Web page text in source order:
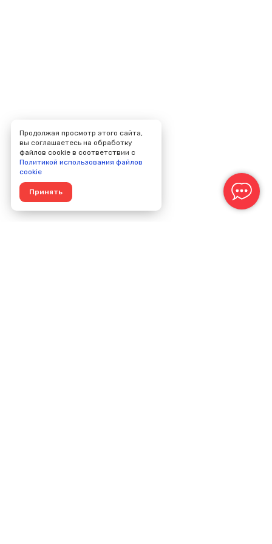
Продолжая просмотр этого сайта,
вы соглашаетесь на обработку
файлов cookie в соответствии с
Политикой использования файлов
cookie
Принять